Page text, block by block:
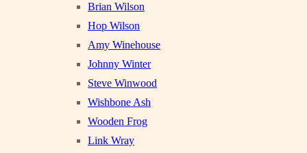
Brian Wilson
Hop Wilson
Amy Winehouse
Johnny Winter
Steve Winwood
Wishbone Ash
Wooden Frog
Link Wray